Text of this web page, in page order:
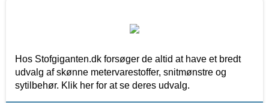
Hos Stofgiganten.dk forsøger de altid at have et bredt
udvalg af skønne metervarestoffer, snitmønstre og
sytilbehør. Klik her for at se deres udvalg.